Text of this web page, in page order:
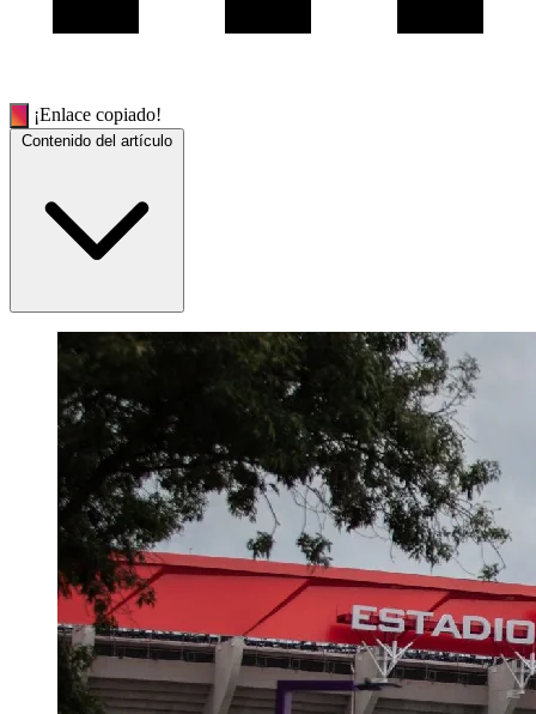
¡Enlace copiado!
Contenido del artículo